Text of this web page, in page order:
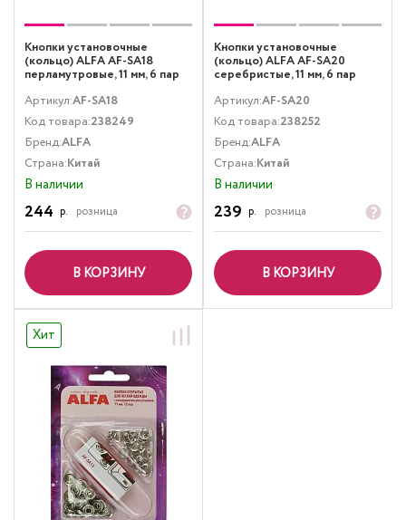
Кнопки установочные
(кольцо) ALFA AF-SA18
перламутровые, 11 мм, 6 пар
Артикул:AF-SA18
Код товара:238249
Бренд:ALFA
Страна:Китай
В наличии
244 р. розница
В КОРЗИНУ
Кнопки установочные
(кольцо) ALFA AF-SA20
серебристые, 11 мм, 6 пар
Артикул:AF-SA20
Код товара:238252
Бренд:ALFA
Страна:Китай
В наличии
239 р. розница
В КОРЗИНУ
Хит